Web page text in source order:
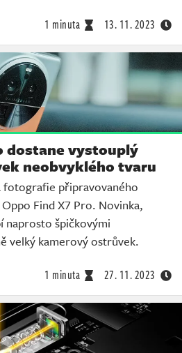
1 minuta 13. 11. 2023
dostane vystouplý
neobvyklého tvaru
fotografie připravovaného
Find X7 Pro. Novinka,
naprosto špičkovými
velký kamerový ostrůvek.
1 minuta 27. 11. 2023